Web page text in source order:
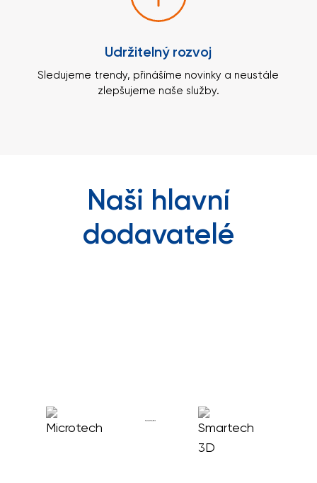
Udržitelný rozvoj
Sledujeme trendy, přinášíme novinky a neustále
zlepšujeme naše služby.
Naši hlavní
dodavatelé